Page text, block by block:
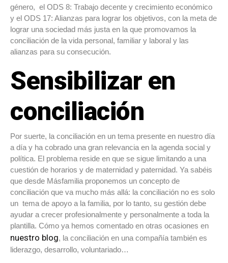
género, el ODS 8: Trabajo decente y crecimiento económico
y el ODS 17: Alianzas para lograr los objetivos, con la meta de
lograr una sociedad más justa en la que promovamos la
conciliación de la vida personal, familiar y laboral y las
alianzas para su consecución.
Sensibilizar en
conciliación
Por suerte, la conciliación en un tema presente en nuestro día
a día y ha cobrado una gran relevancia en la agenda social y
política. El problema reside en que se sigue limitando a una
cuestión de horarios y de maternidad y paternidad. Ya sabéis
que desde Másfamilia proponemos un concepto de
conciliación que va mucho más allá: la conciliación no es solo
un tema de apoyo a la familia, por lo tanto, su gestión debe
ayudar a crecer profesionalmente y personalmente a toda la
plantilla. Cómo ya hemos comentado en otras ocasiones en
nuestro blog, la conciliación en una compañía también es
liderazgo, desarrollo, voluntariado…